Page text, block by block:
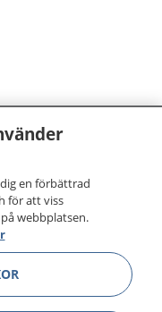
och vård
information om
du kan kontakta.
göra dina
1177 för
en förbättrad
för att viss
webbplatsen.